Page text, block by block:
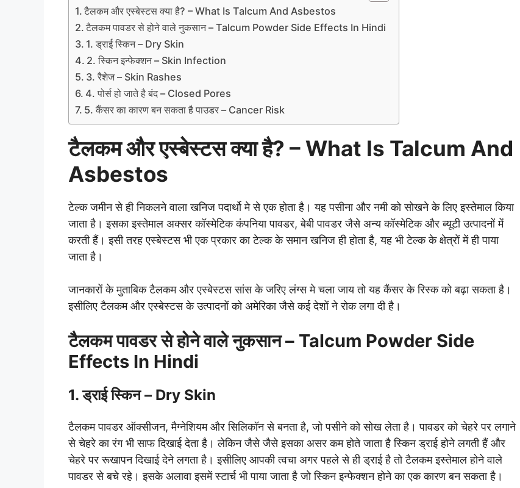
टैलकम और एस्बेस्टस क्या है? – What Is Talcum And Asbestos
टैलकम पावडर से होने वाले नुकसान – Talcum Powder Side Effects In Hindi
1. ड्राई स्किन – Dry Skin
2. स्किन इन्फेक्शन – Skin Infection
3. रैशेज – Skin Rashes
4. पोर्स हो जाते है बंद – Closed Pores
5. कैंसर का कारण बन सकता है पाउडर – Cancer Risk
टैलकम और एस्बेस्टस क्या है? – What Is Talcum And
Asbestos
टेल्क जमीन से ही निकलने वाला खनिज पदार्थो मे से एक होता है। यह पसीना और नमी को सोखने के लिए इस्तेमाल किया
जाता है। इसका इस्तेमाल अक्सर कॉस्मेटिक कंपनिया पावडर, बेबी पावडर जैसे अन्य कॉस्मेटिक और ब्यूटी उत्पादनों में
करती हैं। इसी तरह एस्बेस्टस भी एक प्रकार का टेल्क के समान खनिज ही होता है, यह भी टेल्क के क्षेत्रों में ही पाया
जाता है।
जानकारों के मुताबिक टैलकम और एस्बेस्टस सांस के जरिए लंग्स मे चला जाय तो यह कैंसर के रिस्क को बढ़ा सकता है।
इसीलिए टैलकम और एस्बेस्टस के उत्पादनों को अमेरिका जैसे कई देशों ने रोक लगा दी है।
टैलकम पावडर से होने वाले नुकसान – Talcum Powder Side
Effects In Hindi
1. ड्राई स्किन – Dry Skin
टैलकम पावडर ऑक्सीजन, मैग्नेशियम और सिलिकॉन से बनता है, जो पसीने को सोख लेता है। पावडर को चेहरे पर लगाने
से चेहरे का रंग भी साफ दिखाई देता है। लेकिन जैसे जैसे इसका असर कम होते जाता है स्किन ड्राई होने लगती हैं और
चेहरे पर रूखापन दिखाई देने लगता है। इसीलिए आपकी त्वचा अगर पहले से ही ड्राई है तो टैलकम इस्तेमाल होने वाले
पावडर से बचे रहे। इसके अलावा इसमें स्टार्च भी पाया जाता है जो स्किन इन्फेक्शन होने का एक कारण बन सकता है।